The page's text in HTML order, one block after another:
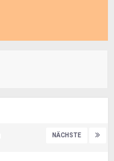
NÄCHSTE